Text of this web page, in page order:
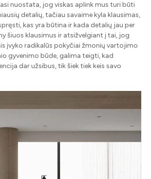
nuostata, jog viskas aplink mus turi būti
detalių, tačiau savaime kyla klausimas,
kas yra būtina ir kada detalių jau per
šiuos klausimus ir atsižvelgiant į tai, jog
įvyko radikalūs pokyčiai žmonių vartojimo
gyvenimo būde, galima teigti, kad
dar užsibus, tik šiek tiek keis savo